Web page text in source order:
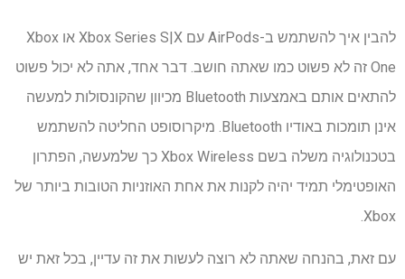
להבין איך להשתמש ב-AirPods עם Xbox Series S|X או Xbox
One זה לא פשוט כמו שאתה חושב. דבר אחד, אתה לא יכול פשוט
להתאים אותם באמצעות Bluetooth מכיוון שהקונסולות למעשה
אינן תומכות באודיו Bluetooth. מיקרוסופט החליטה להשתמש
בטכנולוגיה משלה בשם Xbox Wireless כך שלמעשה, הפתרון
האופטימלי תמיד יהיה לקנות את אחת האוזניות הטובות ביותר של
Xbox.
עם זאת, בהנחה שאתה לא רוצה לעשות את זה עדיין, בכל זאת יש